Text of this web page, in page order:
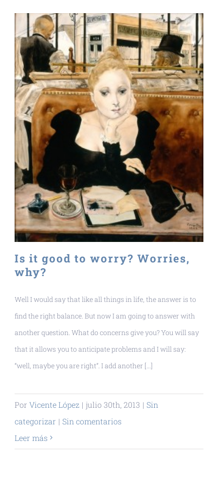
Is it good to worry? Worries,
why?
Well I would say that like all things in life, the answer is to
find the right balance. But now I am going to answer with
another question. What do concerns give you? You will say
that it allows you to anticipate problems and I will say:
“well, maybe you are right”. I add another [...]
Por Vicente López | julio 30th, 2013 | Sin
categorizar | Sin comentarios
Leer más